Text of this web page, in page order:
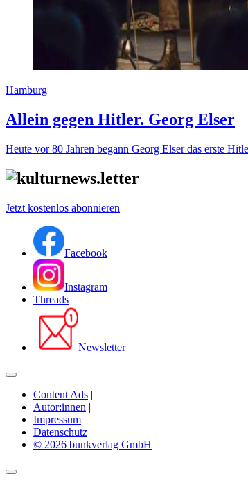
Hamburg
Allein gegen Hitler. Georg Elser
Heute vor 80 Jahren begann Georg Elser das erste
Jetzt kostenlos abonnieren
Facebook
Instagram
Threads
Newsletter
Content Ads |
Autor:innen |
Impressum |
Datenschutz |
© 2026 bunkverlag GmbH